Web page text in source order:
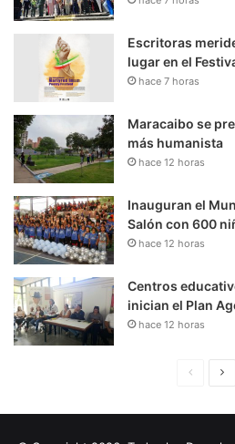
Escritoras
lugar en el
hace 7 horas
Maracaibo se
más humanista
hace 12 horas
Inauguran el
Salón con 600
hace 12 horas
Centros
inician el Plan
hace 12 horas